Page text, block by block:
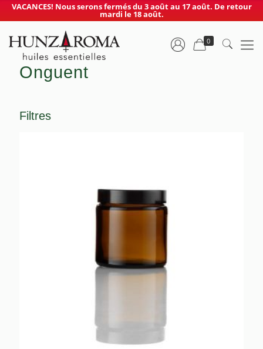
VACANCES! Nous serons fermés du 3 août au 17 août. De retour
mardi le 18 août.
0
Onguent
Filtres